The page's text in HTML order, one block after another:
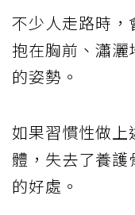
不少人走路時，
抱在胸前、瀟灑
的姿勢。
如果習慣性做上
體，失去了養
的好處。